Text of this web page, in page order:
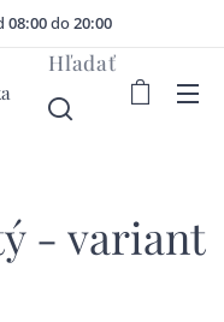
08:00do20:00
Hľadať
- variant